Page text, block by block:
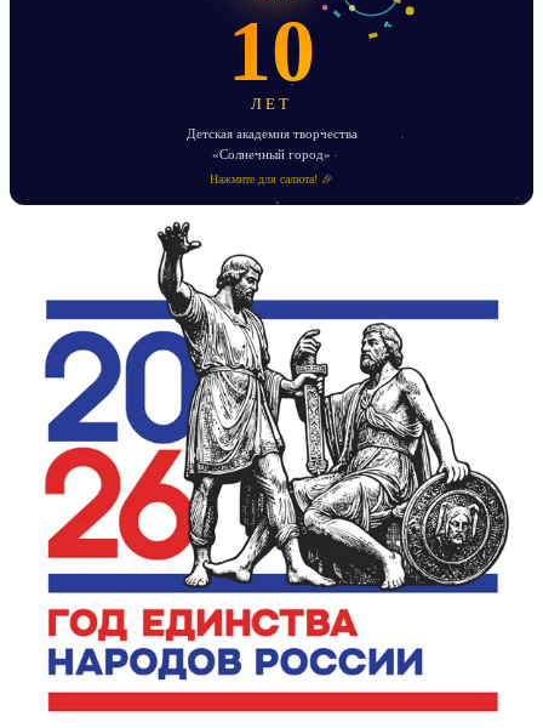
10
ЛЕТ
Детская академия творчества
«Солнечный город»
Нажмите для салюта! 🎉